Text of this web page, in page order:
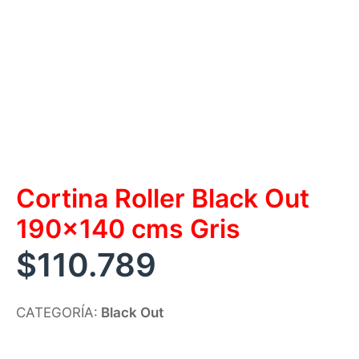
Cortina Roller Black Out
190×140 cms Gris
$110.789
CATEGORÍA: Black Out